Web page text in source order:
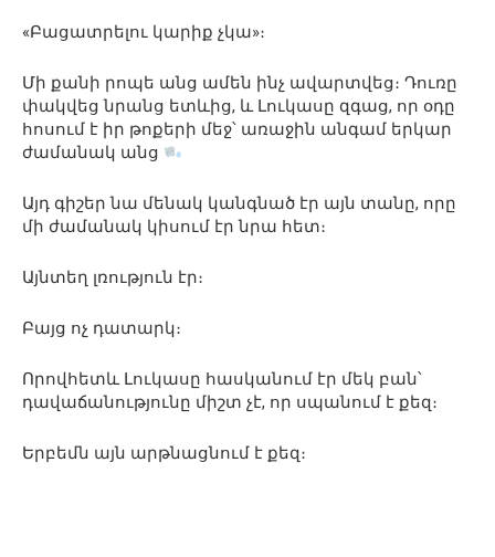
«Բացատրելու կարիք չկա»։
Մի քանի րոպե անց ամեն ինչ ավարտվեց։ Դուռը
փակվեց նրանց ետևից, և Լուկասը զգաց, որ օդը
հոսում է իր թոքերի մեջ՝ առաջին անգամ երկար
ժամանակ անց
Այդ գիշեր նա մենակ կանգնած էր այն տանը, որը
մի ժամանակ կիսում էր նրա հետ։
Այնտեղ լռություն էր։
Բայց ոչ դատարկ։
Որովհետև Լուկասը հասկանում էր մեկ բան՝
դավաճանությունը միշտ չէ, որ սպանում է քեզ։
Երբեմն այն արթնացնում է քեզ։